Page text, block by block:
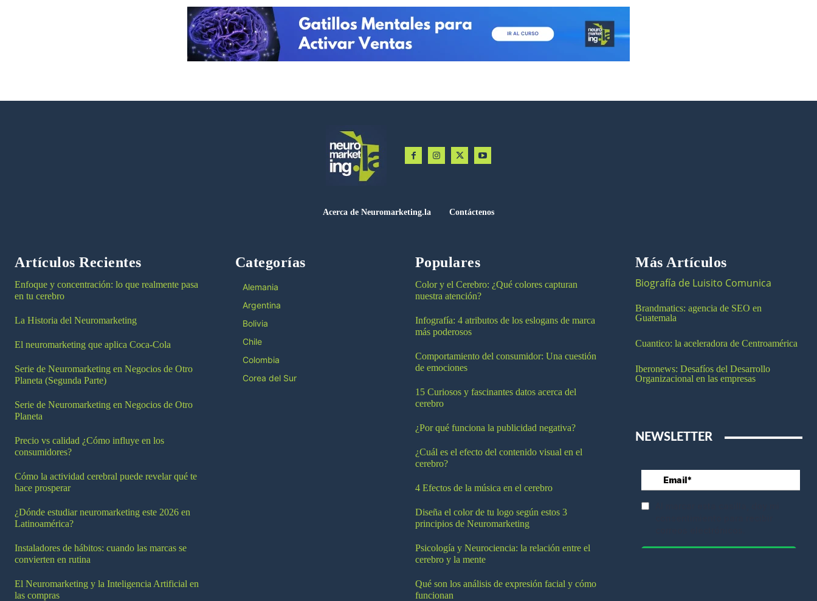
Acerca de Neuromarketing.la Contáctenos
Artículos Recientes
Enfoque y concentración: lo que realmente pasa
en tu cerebro
La Historia del Neuromarketing
El neuromarketing que aplica Coca-Cola
Serie de Neuromarketing en Negocios de Otro
Planeta (Segunda Parte)
Serie de Neuromarketing en Negocios de Otro
Planeta
Precio vs calidad ¿Cómo influye en los
consumidores?
Cómo la actividad cerebral puede revelar qué te
hace prosperar
¿Dónde estudiar neuromarketing este 2026 en
Latinoamérica?
Instaladores de hábitos: cuando las marcas se
convierten en rutina
El Neuromarketing y la Inteligencia Artificial en
las compras
Categorías
Alemania
Argentina
Bolivia
Chile
Colombia
Corea del Sur
Populares
Color y el Cerebro: ¿Qué colores capturan
nuestra atención?
Infografía: 4 atributos de los eslogans de marca
más poderosos
Comportamiento del consumidor: Una cuestión
de emociones
15 Curiosos y fascinantes datos acerca del
cerebro
¿Por qué funciona la publicidad negativa?
¿Cuál es el efecto del contenido visual en el
cerebro?
4 Efectos de la música en el cerebro
Diseña el color de tu logo según estos 3
principios de Neuromarketing
Psicología y Neurociencia: la relación entre el
cerebro y la mente
Qué son los análisis de expresión facial y cómo
funcionan
Más Artículos
Biografía de Luisito Comunica
Brandmatics: agencia de SEO en
Guatemala
Cuantico: la aceleradora de Centroamérica
Iberonews: Desafíos del Desarrollo
Organizacional en las empresas
NEWSLETTER